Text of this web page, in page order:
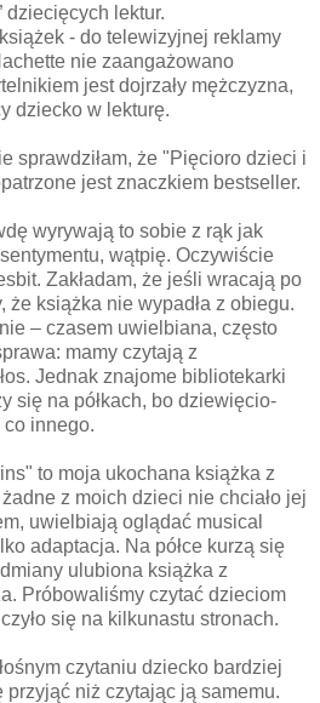
dziecięcych lektur.
- do telewizyjnej reklamy
nie zaangażowano
jest dojrzały mężczyzna,
dziecko w lekturę.
sprawdziłam, że "Pięcioro dzieci i
jest znaczkiem bestseller.
wyrywają to sobie z rąk jak
wątpię. Oczywiście
Zakładam, że jeśli wracają po
że książka nie wypadła z obiegu.
– czasem uwielbiana, często
mamy czytają z
Jednak znajome bibliotekarki
się na półkach, bo dziewięcio-
innego.
to moja ukochana książka z
z moich dzieci nie chciało jej
uwielbiają oglądać musical
adaptacja. Na półce kurzą się
ulubiona książka z
Próbowaliśmy czytać dzieciom
się na kilkunastu stronach.
czytaniu dziecko bardziej
przyjąć niż czytając ją samemu.